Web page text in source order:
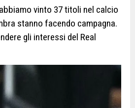
vinto 37 titoli nel calcio
stanno facendo campagna.
gli interessi del Real